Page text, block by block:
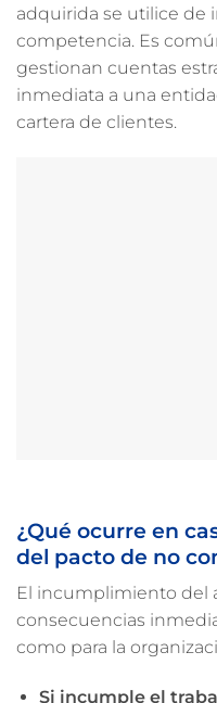
adquirida se utilice de
competencia. Es
gestionan cuentas
inmediata a una
cartera de clientes.
¿Qué ocurre en
del pacto de no
El incumplimiento del
consecuencias
como para la
Si incumple el